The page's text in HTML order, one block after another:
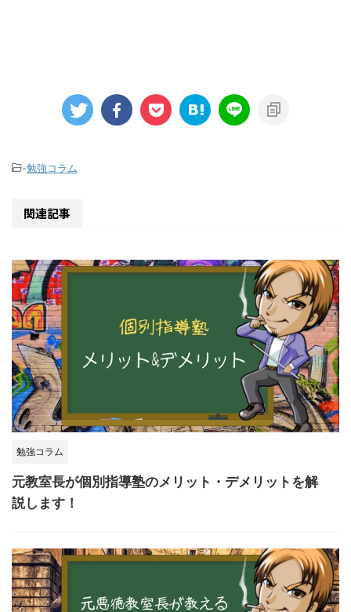
-勉強コラム
関連記事
勉強コラム
元教室長が個別指導塾のメリット・デメリットを解
説します！